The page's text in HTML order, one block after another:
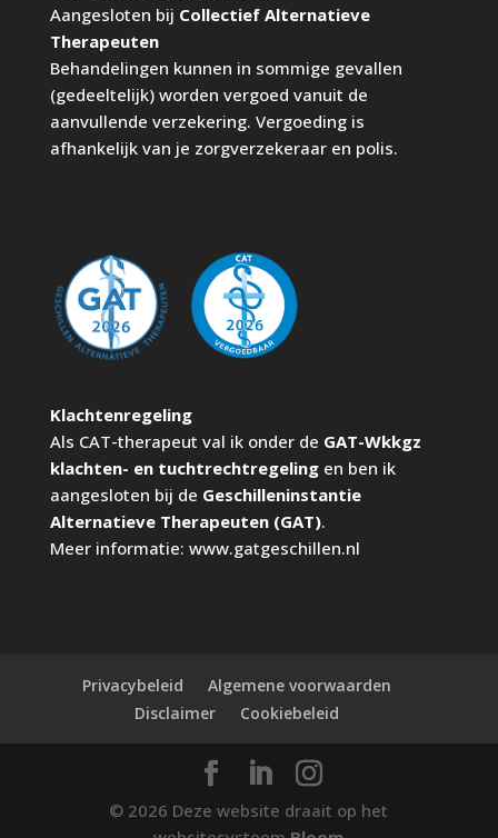
Aangesloten bij Collectief Alternatieve
Therapeuten
Behandelingen kunnen in sommige gevallen
(gedeeltelijk) worden vergoed vanuit de
aanvullende verzekering. Vergoeding is
afhankelijk van je zorgverzekeraar en polis.
Klachtenregeling
Als CAT-therapeut val ik onder de GAT-Wkkgz
klachten- en tuchtrechtregelingen ben ik
aangesloten bij de Geschilleninstantie
Alternatieve Therapeuten (GAT).
Meer informatie: www.gatgeschillen.nl
Privacybeleid
Algemene voorwaarden
Disclaimer
Cookiebeleid
© 2026 Deze website draait op het